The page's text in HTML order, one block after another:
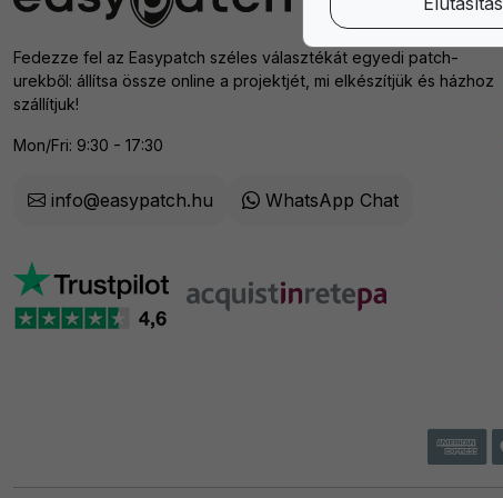
Fedezze fel az Easypatch széles választékát egyedi patch-
urekből: állítsa össze online a projektjét, mi elkészítjük és házhoz
szállítjuk!
Mon/Fri: 9:30 - 17:30
info@easypatch.hu WhatsApp Chat